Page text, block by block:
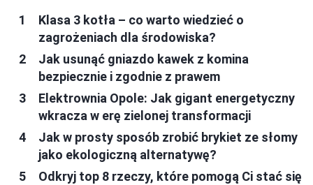
Klasa 3 kotła – co warto wiedzieć o
zagrożeniach dla środowiska?
Jak usunąć gniazdo kawek z komina
bezpiecznie i zgodnie z prawem
Elektrownia Opole: Jak gigant energetyczny
wkracza w erę zielonej transformacji
Jak w prosty sposób zrobić brykiet ze słomy
jako ekologiczną alternatywę?
Odkryj top 8 rzeczy, które pomogą Ci stać się